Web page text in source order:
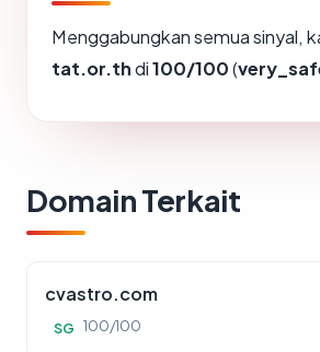
Menggabungkan semua sinyal,
tat.or.thdi100/100(
Domain Terkait
cvastro.com
SG 100/100